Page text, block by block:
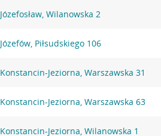
Józefosław, Wilanowska 2
Józefów, Piłsudskiego 106
Konstancin-Jeziorna, Warszawska 31
Konstancin-Jeziorna, Warszawska 63
Konstancin-Jeziorna, Wilanowska 1